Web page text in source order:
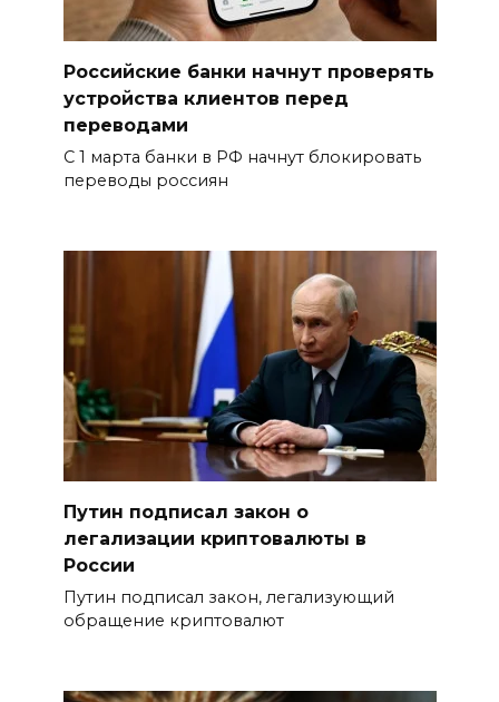
Российские банки начнут проверять
устройства клиентов перед
переводами
С 1 марта банки в РФ начнут блокировать
переводы россиян
Путин подписал закон о
легализации криптовалюты в
России
Путин подписал закон, легализующий
обращение криптовалют